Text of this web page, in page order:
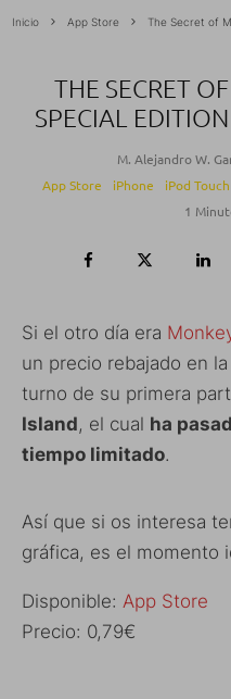
Inicio App Store The Secret of
THE SECRET
SPECIAL
M. Alejandro W.
App Store
iPhone iPod Touch
1
Si el otro día era
un precio rebajado en
turno de su primera
Island, el cual ha
tiempo limitado.
Así que si os interesa
gráfica, es el momento
Disponible: App Store
Precio: 0,79€